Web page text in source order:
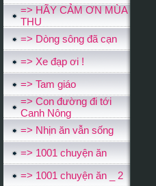
=> HÃY CẢM ƠN MÙA
THU
=> Dòng sông đã cạn
=> Xe đạp ơi !
=> Tam giáo
=> Con đường đi tới
Canh Nông
=> Nhịn ăn vẫn sống
=> 1001 chuyện ăn
=> 1001 chuyện ăn _ 2